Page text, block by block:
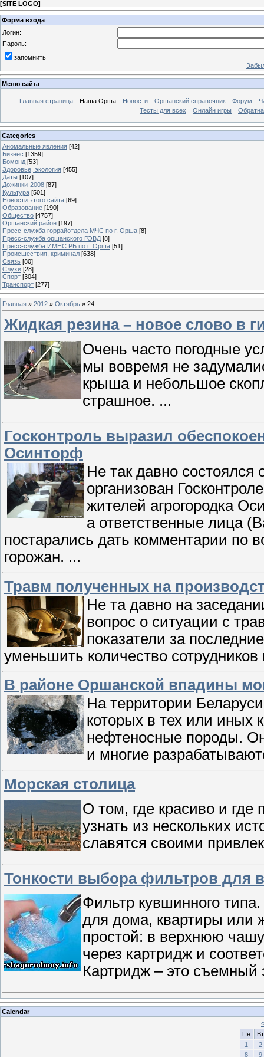
[SITE LOGO]
Форма входа
Логин:
Пароль:
запомнить
Меню сайта
Главная страница Наша Орша Новости Оршанский справочник Форум
Тесты для всех
Онлайн игры
Categories
Аномальные явления [42]
Бизнес [1359]
Бомонд [53]
Здоровье, экология [455]
Даты [107]
Дожинки-2008 [87]
Культура [501]
Новости этого сайта [69]
Образование [190]
Общество [4757]
Оршанский район [197]
Пресс-служба горрайотдела МЧС по г. Орша [8]
Пресс-служба оршанского ГОВД [8]
Пресс-служба ИМНС РБ по г. Орша [51]
Проиcшествия, криминал [638]
Связь [80]
Слухи [28]
Спорт [304]
Транспорт [277]
Главная » 2012 » Октябрь » 24
Жидкая резина – новое слово в
Очень часто погодные
мы вовремя не
крыша и небольшое
страшное. ...
Госконтроль выразил
Осинторф
Не так давно
организован
жителей агрогородка
а ответственные лица
постарались дать комментарии по
горожан. ...
Травм полученных на
Не та давно на
вопрос о ситуации с
показатели за
уменьшить количество
В районе Оршанской впадины
На территории
которых в тех или иных
нефтеносные породы.
и многие
Морская столица
О том, где красиво и где
узнать из нескольких
славятся своими
Тонкости выбора фильтров для
Фильтр кувшинного
для дома, квартиры или
простой: в верхнюю
через картридж и
Картридж – это съемный
Calendar
«
Пн
Вт
1
2
8
9